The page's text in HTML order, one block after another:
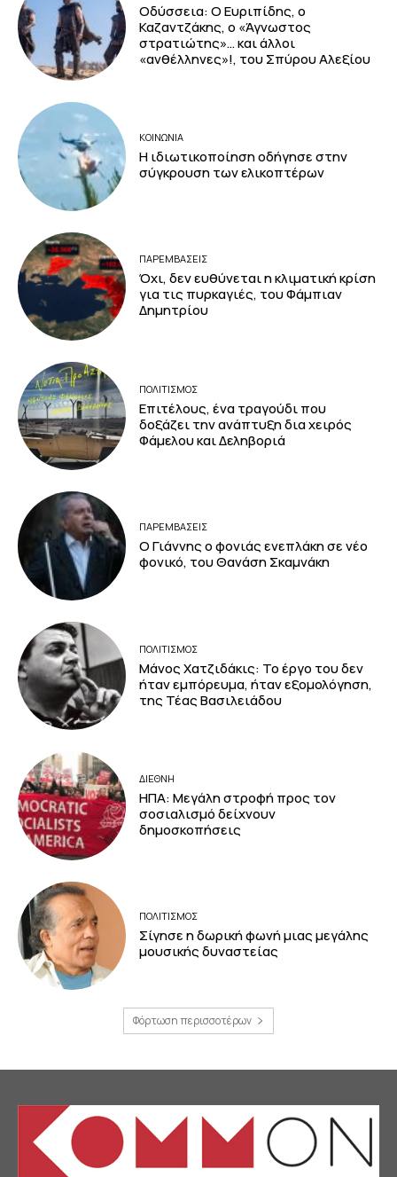
Οδύσσεια: Ο Ευριπίδης, ο
Καζαντζάκης, ο «Άγνωστος
στρατιώτης»… και άλλοι
«ανθέλληνες»!, του Σπύρου Αλεξίου
ΚΟΙΝΩΝΙΑ
Η ιδιωτικοποίηση οδήγησε στην
σύγκρουση των ελικοπτέρων
ΠΑΡΕΜΒΑΣΕΙΣ
Όχι, δεν ευθύνεται η κλιματική κρίση
για τις πυρκαγιές, του Φάμπιαν
Δημητρίου
ΠΟΛΙΤΙΣΜΟΣ
Επιτέλους, ένα τραγούδι που
δοξάζει την ανάπτυξη δια χειρός
Φάμελου και Δεληβοριά
ΠΑΡΕΜΒΑΣΕΙΣ
Ο Γιάννης ο φονιάς ενεπλάκη σε νέο
φονικό, του Θανάση Σκαμνάκη
ΠΟΛΙΤΙΣΜΟΣ
Μάνος Χατζιδάκις: Το έργο του δεν
ήταν εμπόρευμα, ήταν εξομολόγηση,
της Τέας Βασιλειάδου
ΔΙΕΘΝΗ
ΗΠΑ: Μεγάλη στροφή προς τον
σοσιαλισμό δείχνουν
δημοσκοπήσεις
ΠΟΛΙΤΙΣΜΟΣ
Σίγησε η δωρική φωνή μιας μεγάλης
μουσικής δυναστείας
Φόρτωση περισσοτέρων